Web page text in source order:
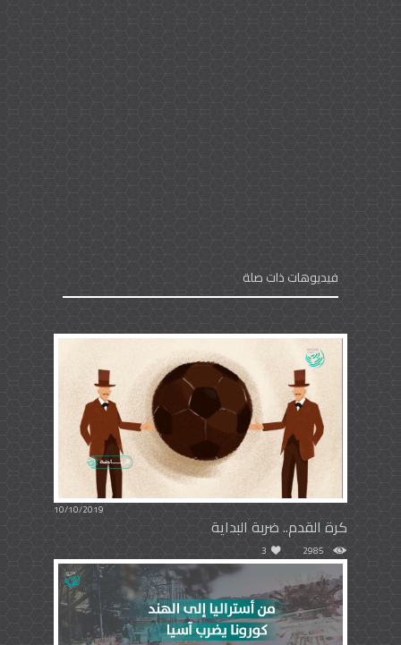
فيديوهات ذات صلة
10/10/2019
كرة القدم.. ضربة البداية
2985
3